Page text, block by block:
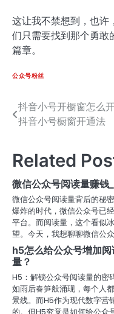
这让我不禁想到，也许
们只需要找到那个勇敢
篇章。
公众号粉丝
文
章
导
航
抖音小号开橱窗怎么开
抖音小号橱窗开通法
Related
微信公众号阅读量赚钱
微信公众号阅读量背后的秘
爆炸的时代，微信公众号已
平台。而阅读量，这个看似
望。今天，我想聊聊微信公
h5怎么给公众号增加
量？
H5：解锁公众号阅读量的密
如雨后春笋般涌现，每个人
景线。而H5作为现代数字营